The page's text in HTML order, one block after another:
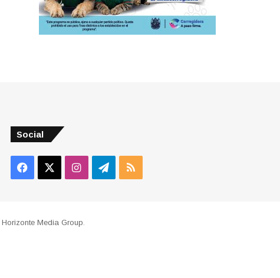
Social
Facebook InstagramTelegram
RSS
Horizonte Media Group.